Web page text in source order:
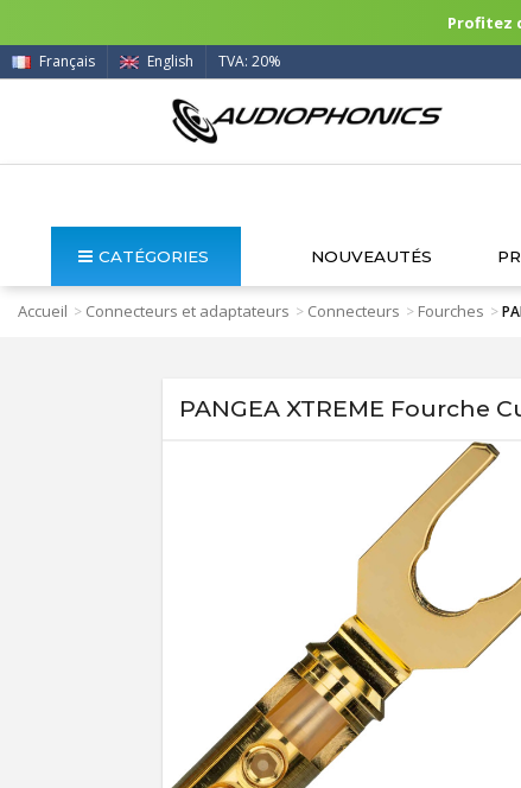
Profitez
Français English TVA: 20%
CATÉGORIES NOUVEAUTÉS
Accueil > Connecteurs et adaptateurs > Connecteurs > Fourches >
PANGEA XTREME Fourche